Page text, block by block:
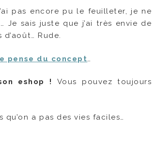
pas encore pu le feuilleter, je ne
sais juste que j’ai très envie de
Rude.
pense du concept…
eshop ! Vous pouvez toujours
a pas des vies faciles…